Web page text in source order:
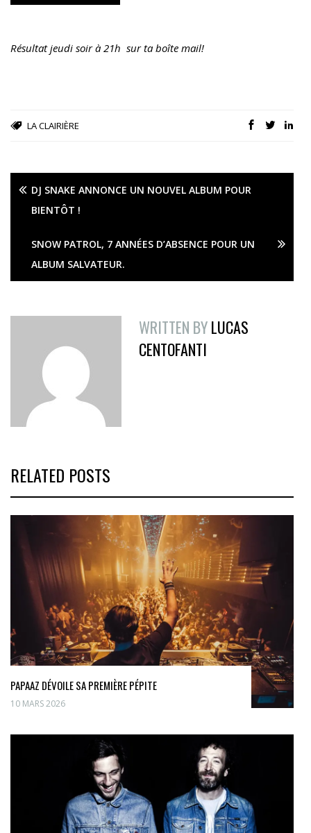
Résultat jeudi soir à 21h sur ta boîte mail!
LA CLAIRIÈRE
DJ SNAKE ANNONCE UN NOUVEL ALBUM POUR
BIENTÔT !
SNOW PATROL, 7 ANNÉES D’ABSENCE POUR UN
ALBUM SALVATEUR.
WRITTEN BYLUCAS
CENTOFANTI
RELATED POSTS
PAPAAZ DÉVOILE SA PREMIÈRE PÉPITE
10 MARS 2026